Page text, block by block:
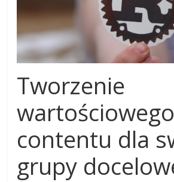
Tworzenie
wartościowego
contentu dla
grupy